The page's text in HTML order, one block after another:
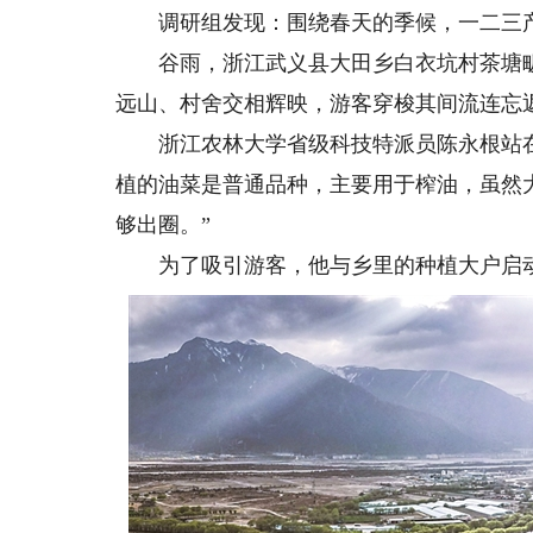
调研组发现：围绕春天的季候，一二三
谷雨，浙江武义县大田乡白衣坑村茶塘
远山、村舍交相辉映，游客穿梭其间流连忘
浙江农林大学省级科技特派员陈永根站
植的油菜是普通品种，主要用于榨油，虽
够出圈。”
为了吸引游客，他与乡里的种植大户启